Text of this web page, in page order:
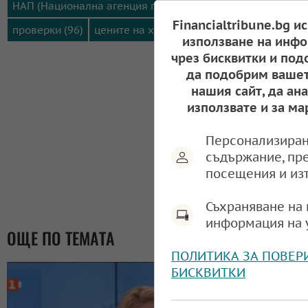
НАП (Национална агенция по приходите) (152)
проверки (96)
цените на храните (464)
Сподели:
ОЩЕ ПО ТЕМАТА
Financialtribune.bg
използване на
чрез бисквитки и
да подобрим
нашия сайт, да
използвате и за
съдържание,
посещения и
Съхраняване
информация на
ПОЛИТИКА ЗА
БИСКВИТКИ